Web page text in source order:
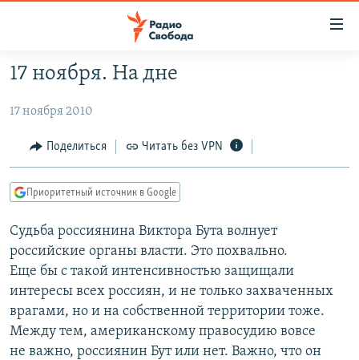
упрощенного
Вернуться
содержанию
Вернутся
главной
навигации
Вернутся
поиску
ПРОГРАММЫ
ПОДКАСТЫ
АВТОРСКИЕ ПРОЕКТЫ
ЦИТАТЫ СВОБОДЫ
МНЕНИЯ
КУЛЬТУРА
IDEL.РЕАЛИИ
КАВКАЗ.РЕАЛИИ
СЕВЕР.РЕАЛИИ
СИБИРЬ.РЕАЛИИ
17 ноября. На дне
17 ноября 2010
Поделиться Читать без VPN
Приоритетный источник в Google
Судьба россиянина Виктора Бута волнует
российские органы власти. Это похвально.
Еще бы с такой интенсивностью защищали
интересы всех россиян, и не только захваченных
врагами, но и на собственной территории тоже.
Между тем, американскому правосудию вовсе
не важно, россиянин Бут или нет. Важно, что он